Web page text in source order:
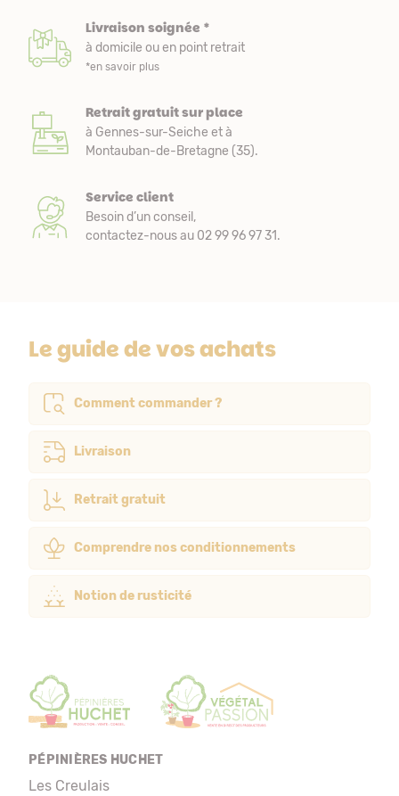
Livraison soignée *
à domicile ou en point retrait
*en savoir plus
Retrait gratuit sur place
à Gennes-sur-Seiche et à
Montauban-de-Bretagne (35).
Service client
Besoin d’un conseil,
contactez-nous au 02 99 96 97 31.
Le guide de vos achats
Comment commander ?
Livraison
Retrait gratuit
Comprendre nos conditionnements
Notion de rusticité
PÉPINIÈRES HUCHET
Les Creulais